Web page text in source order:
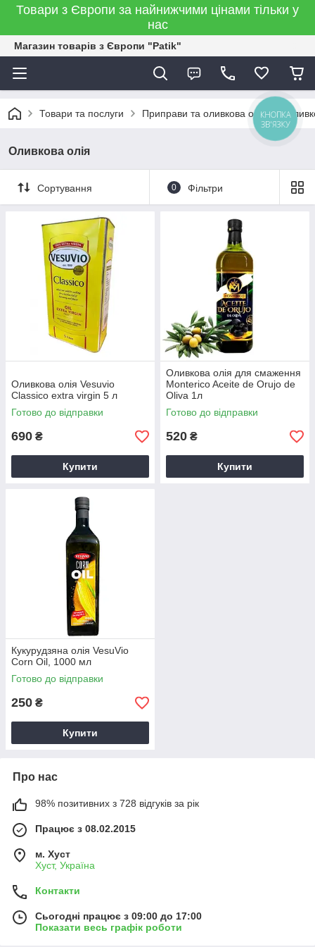
Товари з Європи за найнижчими цінами тільки у
нас
Магазин товарів з Європи "Patik"
Товари та послуги Приправи та оливкова олія
Оливкова олія
Сортування 0 Фільтри
Оливкова олія Vesuvio
Classico extra virgin 5 л
Готово до відправки
690 ₴
Купити
Оливкова олія для смаження
Monterico Aceite de Orujo de
Oliva 1л
Готово до відправки
520 ₴
Купити
Кукурудзяна олія VesuVio
Corn Oil, 1000 мл
Готово до відправки
250 ₴
Купити
Про нас
98% позитивних з 728 відгуків за рік
Працює з 08.02.2015
м. Хуст
Хуст, Україна
Контакти
Сьогодні працює з 09:00 до 17:00
Показати весь графік роботи
КНОПКА
ЗВ'ЯЗКУ